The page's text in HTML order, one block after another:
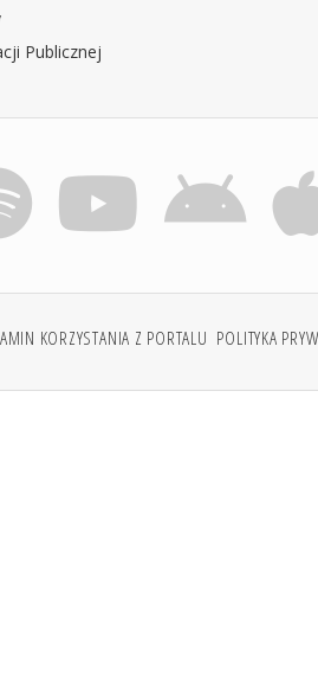
Publicznej
KORZYSTANIA Z PORTALU POLITYKA